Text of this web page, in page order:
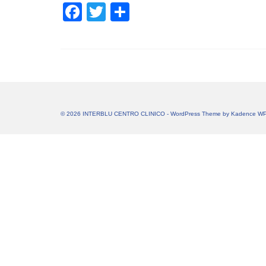
Facebook
Twitter
© 2026 INTERBLU CENTRO CLINICO - WordPress Theme by Kadence